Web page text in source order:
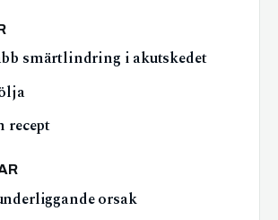
smärtlindring i akutskedet
recept
orsak